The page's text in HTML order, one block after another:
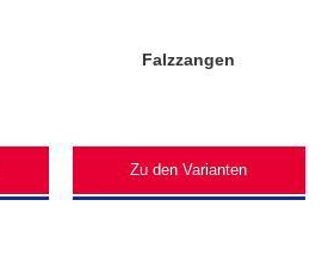
Falzzangen
Zu den Varianten